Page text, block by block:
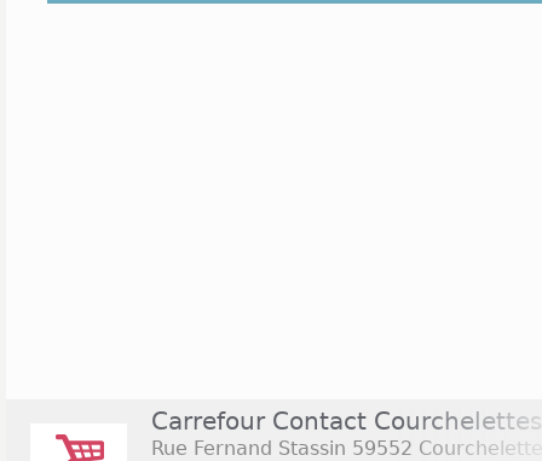
Carrefour Contact Courchelettes
Rue Fernand Stassin 59552